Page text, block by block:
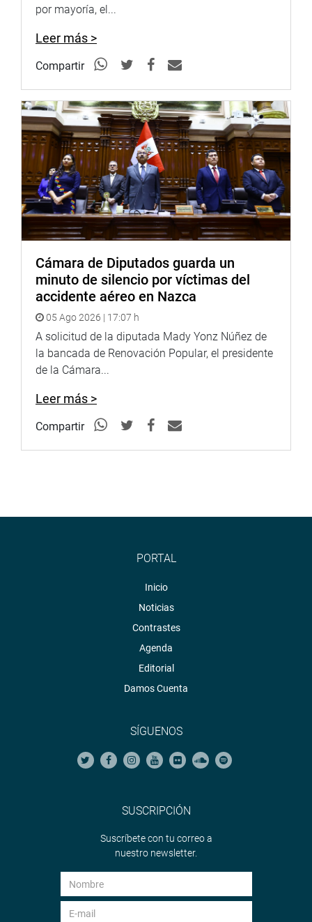
El congresista Samuel Coayla Juárez, visitó el PRONOEI
«Niños Exploradores», ubicado en el distrito de Samegua,
provincia de Mariscal Nieto, región Moquegua, donde se
reunió con Marcia Juana Rivera Chipana, Carmen Rosa
Núñez Morales, Norma Jesús Cordero Huacho y la
promotora Silvia Olivia Modesta Bautista.
Ellas solicitaron apoyo para el proyecto de ley, que
propone disponer del pago de una remuneración mínima
vital en favor de las promotoras y los promotores
educativos comunitarios de los programas no
«Desde mi representación parlamentaria estaré apoyando
el pedido de los promotores docentes en favor de nuestra
educación”, manifestó la autoridad parlamentaria.
El representante de Ica, Jorge Marticorena Mendoza,
asiste a todo peruano y que se encuentra contemplado en
la Constitución Política del Perú».
En virtud a ese mismo derecho, hoy asistió al foro: El
estado situacional de las instituciones educativas de las
provincias de Chincha, Pisco, Ica, Palpa y Nazca en la
afrontan las instituciones educativas, como problemas de
públicos, escaso equipamiento, donación de personal
Operaciones de Emergencia COER-Ica.
por mayoría, el...
Leer más >
Compartir
Cámara de Diputados guarda un
minuto de silencio por víctimas del
accidente aéreo en Nazca
05 Ago 2026 | 17:07 h
A solicitud de la diputada Mady Yonz Núñez de
la bancada de Renovación Popular, el presidente
de la Cámara...
Leer más >
Compartir
PORTAL
Inicio
Noticias
Contrastes
Agenda
Editorial
Damos Cuenta
SÍGUENOS
SUSCRIPCIÓN
Suscríbete con tu correo a
nuestro newsletter.